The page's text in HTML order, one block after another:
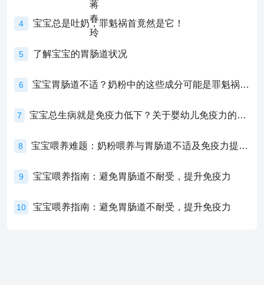
4 宝宝总是吐奶，罪魁祸首竟然是它！
5 了解宝宝的胃肠道状况
6 宝宝胃肠道不适？奶粉中的这些成分可能是罪魁祸首！
7 宝宝总生病就是免疫力低下？关于婴幼儿免疫力的真相，家长必须了解！
8 宝宝喂养难题：奶粉喂养与胃肠道不适及免疫力提升的奥秘
9 宝宝喂养指南：避免胃肠道不耐受，提升免疫力
10 宝宝喂养指南：避免胃肠道不耐受，提升免疫力